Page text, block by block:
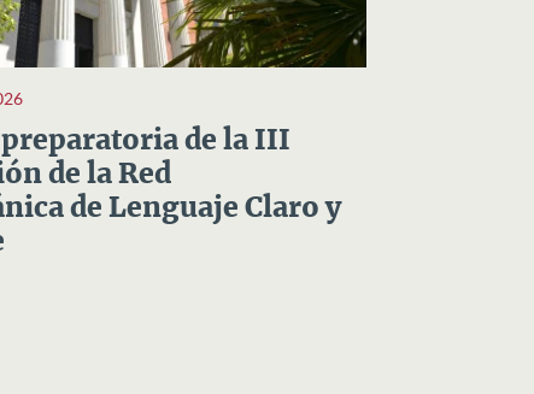
de la III
de la Red
de Lenguaje Claro y